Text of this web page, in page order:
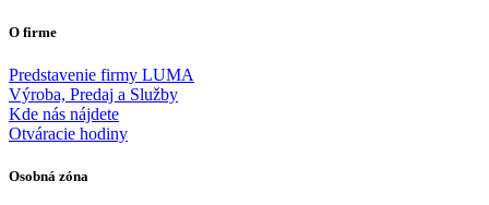
O firme
Predstavenie firmy LUMA
Výroba, Predaj a Služby
Kde nás nájdete
Otváracie hodiny
Osobná zóna